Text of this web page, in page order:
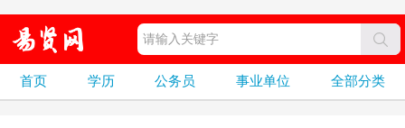
首页 学历 公务员 事业单位 全部分类